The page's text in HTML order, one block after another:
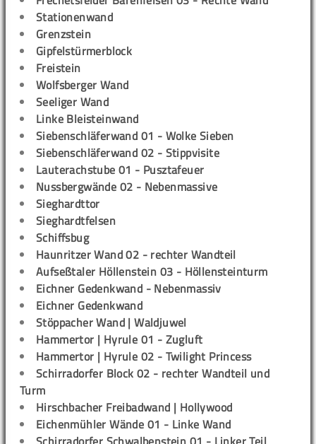
Stationenwand
Grenzstein
Gipfelstürmerblock
Freistein
Wolfsberger Wand
Seeliger Wand
Linke Bleisteinwand
Siebenschläferwand 01 - Wolke Sieben
Siebenschläferwand 02 - Stippvisite
Lauterachstube 01 - Pusztafeuer
Nussbergwände 02 - Nebenmassive
Sieghardttor
Sieghardtfelsen
Schiffsbug
Haunritzer Wand 02 - rechter Wandteil
Aufseßtaler Höllenstein 03 - Höllensteinturm
Eichner Gedenkwand - Nebenmassiv
Eichner Gedenkwand
Stöppacher Wand | Waldjuwel
Hammertor | Hyrule 01 - Zugluft
Hammertor | Hyrule 02 - Twilight Princess
Schirradorfer Block 02 - rechter Wandteil und
Turm
Hirschbacher Freibadwand | Hollywood
Eichenmühler Wände 01 - Linke Wand